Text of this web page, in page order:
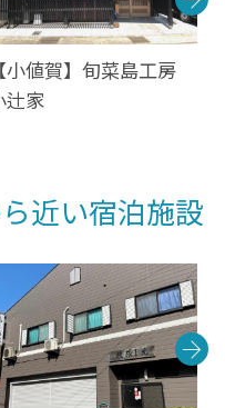
【小値賀】旬菜島工房
辻家
近い宿泊施設